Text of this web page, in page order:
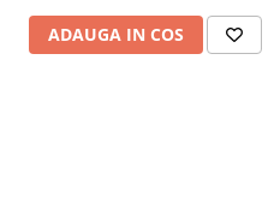
ADAUGA IN COS